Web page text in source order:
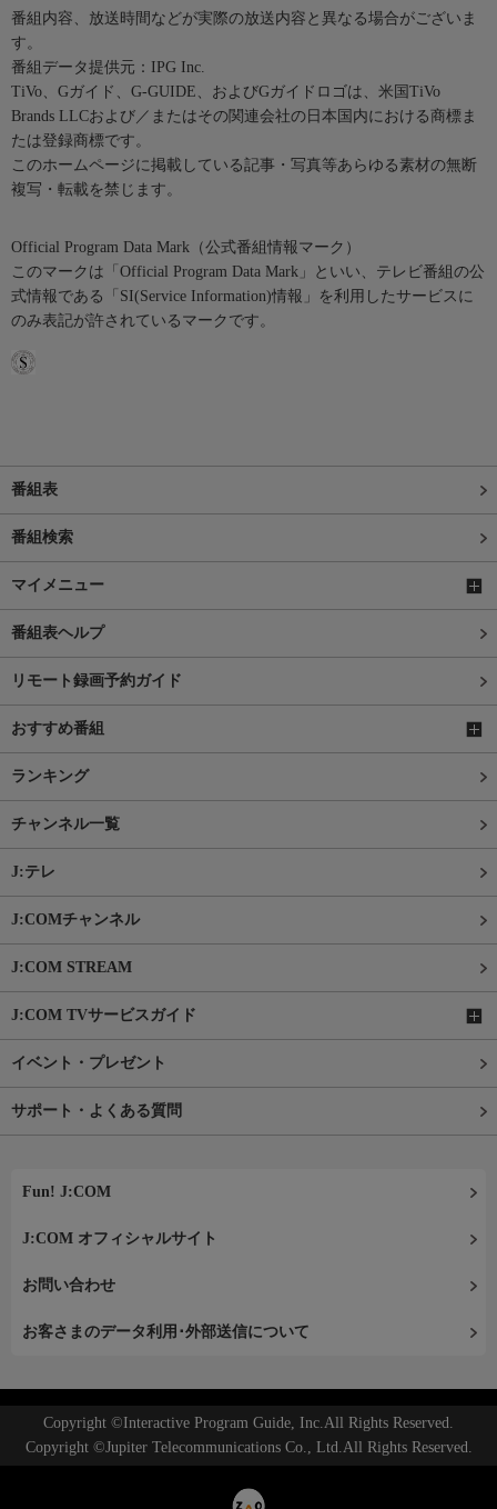
番組内容、放送時間などが実際の放送内容と異なる場合がございま
す。
番組データ提供元：IPG Inc.
TiVo、Gガイド、G-GUIDE、およびGガイドロゴは、米国TiVo
Brands LLCおよび／またはその関連会社の日本国内における商標ま
たは登録商標です。
このホームページに掲載している記事・写真等あらゆる素材の無断
複写・転載を禁じます。
Official Program Data Mark（公式番組情報マーク）
このマークは「Official Program Data Mark」といい、テレビ番組の公
式情報である「SI(Service Information)情報」を利用したサービスに
のみ表記が許されているマークです。
番組表
番組検索
マイメニュー
番組表ヘルプ
リモート録画予約ガイド
おすすめ番組
ランキング
チャンネル一覧
J:テレ
J:COMチャンネル
J:COM STREAM
J:COM TVサービスガイド
イベント・プレゼント
サポート・よくある質問
Fun! J:COM
J:COM オフィシャルサイト
お問い合わせ
お客さまのデータ利用･外部送信について
Copyright ©Interactive Program Guide, Inc.All Rights Reserved.
Copyright ©Jupiter Telecommunications Co., Ltd.All Rights Reserved.